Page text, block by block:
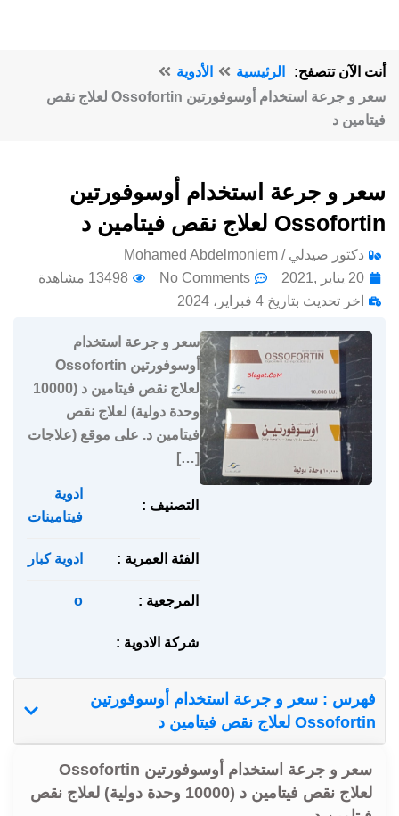
أنت الآن تتصفح: الرئيسية
الأدوية
سعر و جرعة استخدام أوسوفورتين Ossofortin لعلاج نقص
فيتامين د
سعر و جرعة استخدام أوسوفورتين
Ossofortin لعلاج نقص فيتامين د
دكتور صيدلي / Mohamed Abdelmoniem
20 يناير ,2021
No Comments
13498 مشاهدة
اخر تحديث بتاريخ 4 فبراير، 2024
سعر و جرعة استخدام
أوسوفورتين Ossofortin
لعلاج نقص فيتامين د (10000
وحدة دولية) لعلاج نقص
فيتامين د. على موقع (علاجات
[…]
التصنيف :
ادوية
فيتامينات
الفئة العمرية : ادوية كبار
المرجعية : o
شركة الادوية :
فهرس : سعر و جرعة استخدام أوسوفورتين
Ossofortin لعلاج نقص فيتامين د
سعر و جرعة استخدام أوسوفورتين Ossofortin
لعلاج نقص فيتامين د (10000 وحدة دولية) لعلاج نقص